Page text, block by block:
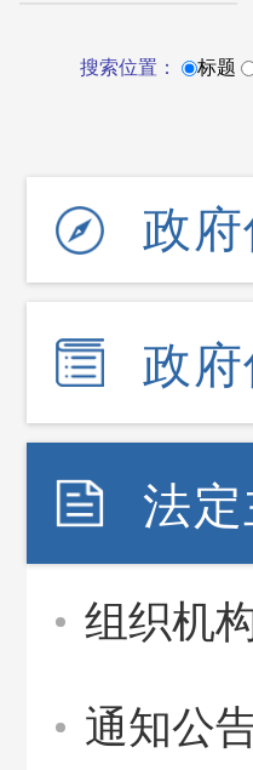
搜索位置： 标题
政
政
法
组织机
通知公